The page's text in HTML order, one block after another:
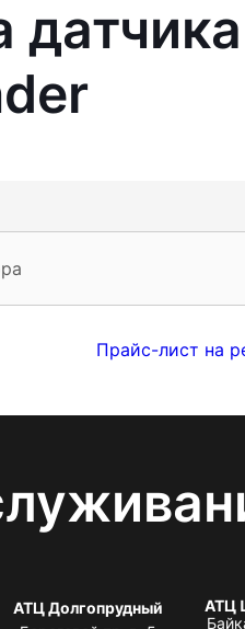
Прайс-лист на
АТЦ Долгопрудный
АТЦ